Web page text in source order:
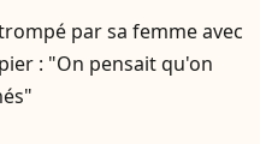
par sa femme avec
: "On pensait qu'on